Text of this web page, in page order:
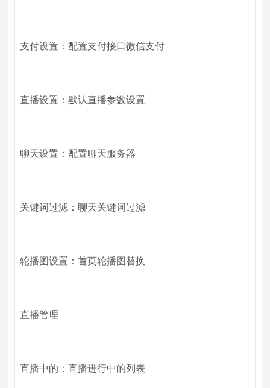
支付设置：配置支付接口微信支付
直播设置：默认直播参数设置
聊天设置：配置聊天服务器
关键词过滤：聊天关键词过滤
轮播图设置：首页轮播图替换
直播管理
直播中的：直播进行中的列表